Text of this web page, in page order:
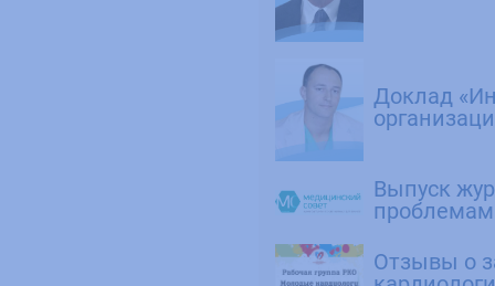
Доклад
Выпуск
Отзывы о